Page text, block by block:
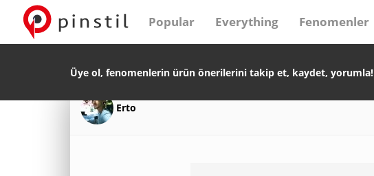
Popular Everything Fenomenler
Üye ol, fenomenlerin ürün önerilerini takip et, kaydet, yorumla!
Erto